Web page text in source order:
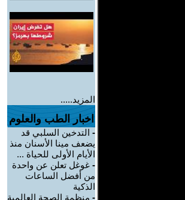
المزيد.....
اخبار الطب والعلوم
- التدخين السلبي قد
يضعف مينا الأسنان منذ
الأيام الأولى للحياة ...
- غوغل تعلن عن واحدة
من أفضل الساعات
الذكية
- منظمة الصحة العالمية